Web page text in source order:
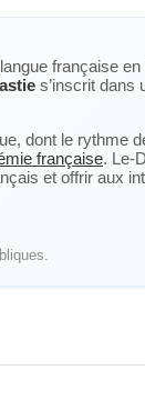
française
s’inscrit dans
dont le rythme
française. Le-
et offrir aux